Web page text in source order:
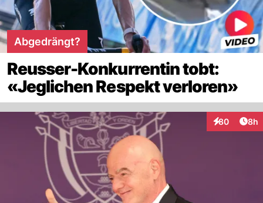
Abgedrängt?
Reusser-Konkurrentin tobt:
«Jeglichen Respekt verloren»
80
Interaktionen
8h